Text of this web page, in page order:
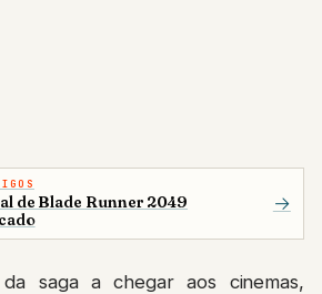
de Blade Runner 2049
→
saga a chegar aos cinemas,